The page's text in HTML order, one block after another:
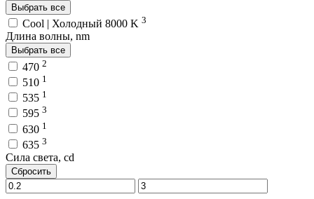
Выбрать все
Cool | Холодный 8000 K 3
Длина волны, nm
Выбрать все
470 2
510 1
535 1
595 3
630 1
635 3
Сила света, cd
Сбросить